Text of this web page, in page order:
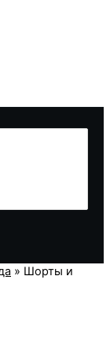
» Шорты и